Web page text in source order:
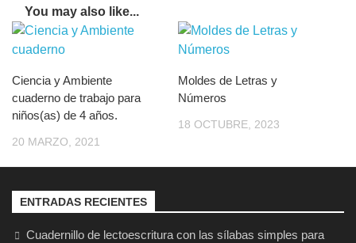
You may also like...
Ciencia y Ambiente
cuaderno de trabajo para
niños(as) de 4 años.
20 MARZO, 2021
Moldes de Letras y
Números
18 OCTUBRE, 2023
ENTRADAS RECIENTES
Cuadernillo de lectoescritura con las sílabas simples para